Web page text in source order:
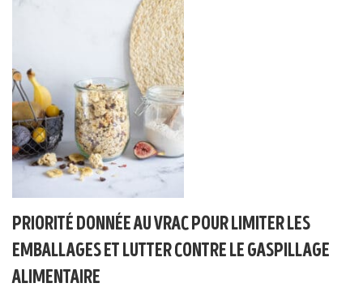
priorité donnée au vrac pour limiter les
emballages et lutter contre le gaspillage
alimentaire